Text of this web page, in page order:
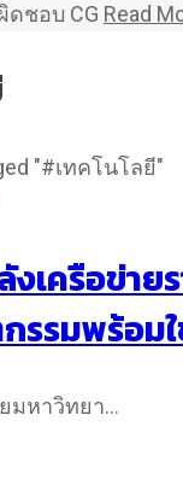
ดชอบ CG Read
"#เทคโนโลยี"
เครือข่าย
รรมพร้อม
มหาวิทยา…